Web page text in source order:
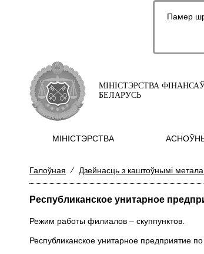
Памер
МІНІСТЭРСТВА
БЕЛАРУСЬ
МIНIСТЭРСТВА
Галоўная ⁄ Дзейнасць з каштоўнымі
Республиканское унитарное
Режим работы филиалов – скуппунктов.
Республиканское унитарное предприятие